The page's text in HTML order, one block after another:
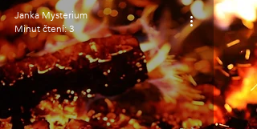
Janka Mysterium
Minut čtení: 3